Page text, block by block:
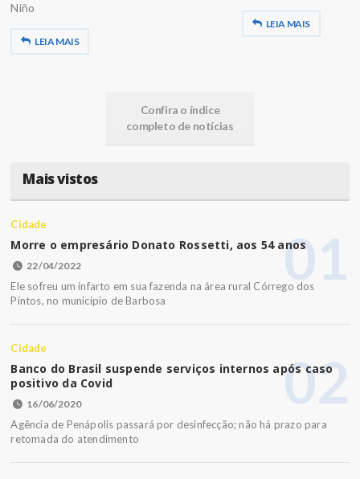
Niño
LEIA MAIS
LEIA MAIS
Confira o índice
completo de notícias
Mais vistos
01
Cidade
Morre o empresário Donato Rossetti, aos 54 anos
22/04/2022
Ele sofreu um infarto em sua fazenda na área rural Córrego dos
Pintos, no município de Barbosa
02
Cidade
Banco do Brasil suspende serviços internos após caso
positivo da Covid
16/06/2020
Agência de Penápolis passará por desinfecção; não há prazo para
retomada do atendimento